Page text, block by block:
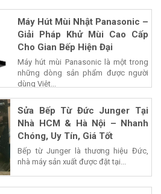
Máy Hút Mùi Nhật Panasonic –
Giải Pháp Khử Mùi Cao Cấp
Cho Gian Bếp Hiện Đại
Máy hút mùi Panasonic là một trong
những dòng sản phẩm được người
dùng Việt...
Sửa Bếp Từ Đức Junger Tại
Nhà HCM & Hà Nội – Nhanh
Chóng, Uy Tín, Giá Tốt
Bếp từ Junger là thương hiệu Đức,
nhà máy sản xuất được đặt tại...